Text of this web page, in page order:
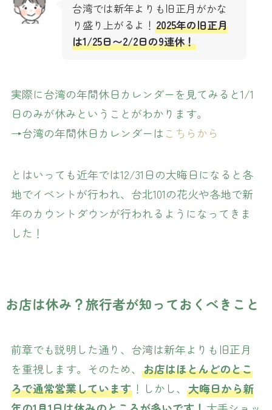
台湾では新年よりも旧正月がかな
り盛り上がるよ！ 2025年の旧正月
は1/25日〜2/2日の9連休！
実際に台湾の年間休日カレンダーを見てみると1/1
日のみが休みということがわかります。
→台湾の年間休日カレンダーは こちらから
とはいっても近年では12/31日の大晦日になると各
地でイベントが行われ、台北101の花火や各地で新
年のカウントダウンが行われるようになってきま
した！
お店は休み？旅行者が知っておくべきこと
前章でも説明した通り、台湾は新年よりも旧正月
を重視します。そのため、 お店はほとんどのとこ
ろで通常営業しています！しかし、 大晦日から新